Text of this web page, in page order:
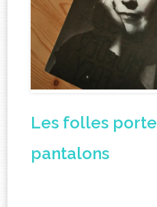
Les folles
pantalons